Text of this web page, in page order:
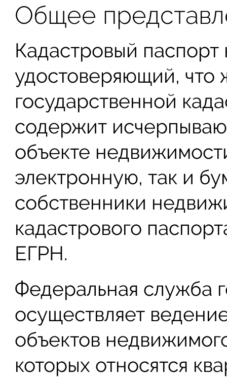
Общее
Кадастровый
удостоверяющий, что
государственной
содержит
объекте
электронную, так и
собственники
кадастрового
ЕГРН.
Федеральная служба
осуществляет
объектов
которых относятся